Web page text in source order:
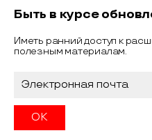
Быть в курсе
Иметь ранний доступ к
полезным материалам.